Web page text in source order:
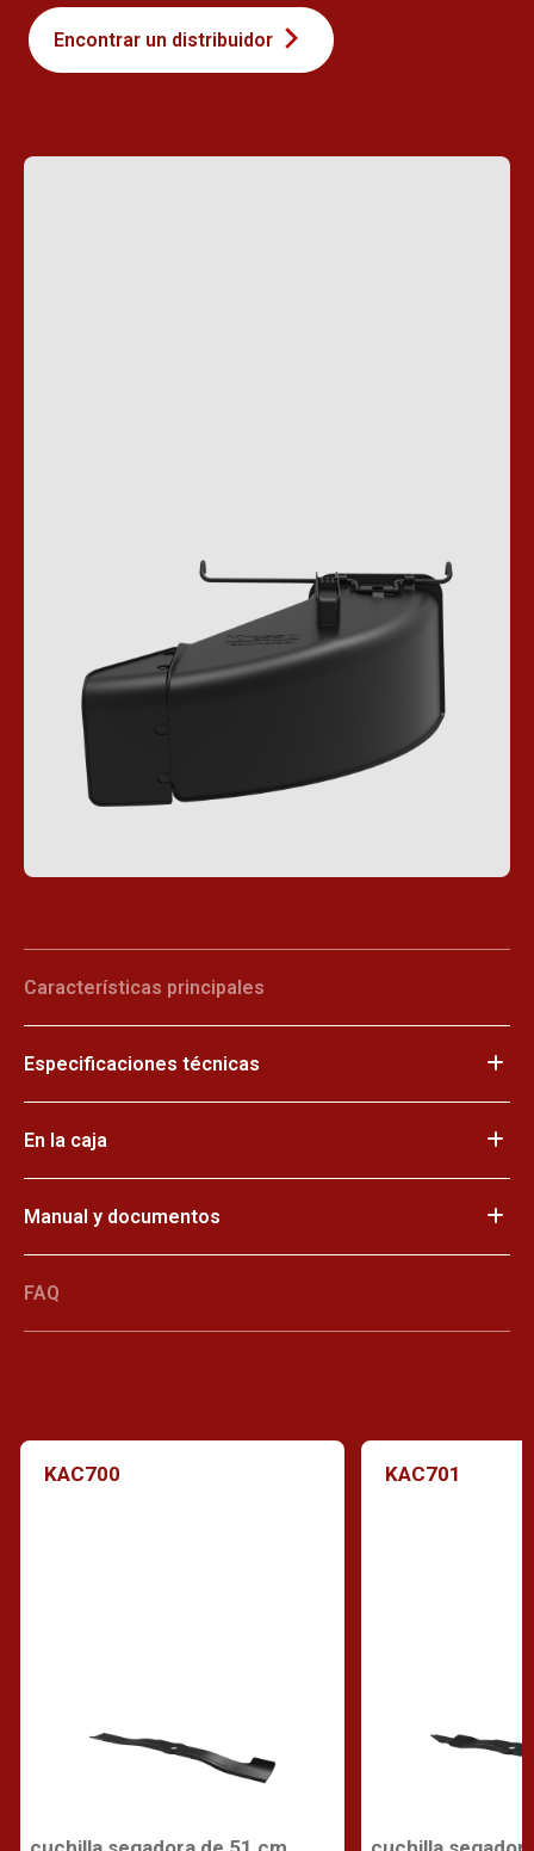
Encontrar un distribuidor
Características principales
Especificaciones técnicas
En la caja
Manual y documentos
FAQ
KAC700 KAC701